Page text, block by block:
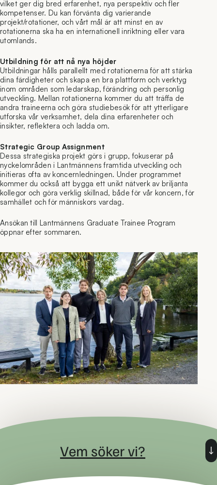
vilket ger dig bred erfarenhet, nya perspektiv och fler
kompetenser. Du kan förvänta dig varierande
projekt/rotationer, och vårt mål är att minst en av
rotationerna ska ha en internationell inriktning eller vara
utomlands.
Utbildning för att nå nya höjder
Utbildningar hålls parallellt med rotationerna för att stärka
dina färdigheter och skapa en bra plattform och verktyg
inom områden som ledarskap, förändring och personlig
utveckling. Mellan rotationerna kommer du att träffa de
andra traineerna och göra studiebesök för att ytterligare
utforska vår verksamhet, dela dina erfarenheter och
insikter, reflektera och ladda om.
Strategic Group Assignment
Dessa strategiska projekt görs i grupp, fokuserar på
nyckelområden i Lantmännens framtida utveckling och
initieras ofta av koncernledningen. Under programmet
kommer du också att bygga ett unikt nätverk av briljanta
kollegor och göra verklig skillnad, både för vår koncern, för
samhället och för människors vardag.
Ansökan till Lantmännens Graduate Trainee Program
öppnar efter sommaren.
Vem söker vi?